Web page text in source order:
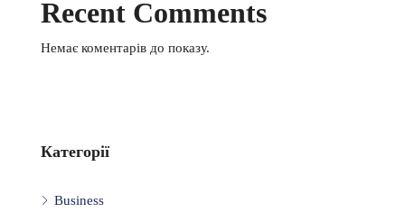
Recent Comments
Немає коментарів до показу.
Категорії
Business